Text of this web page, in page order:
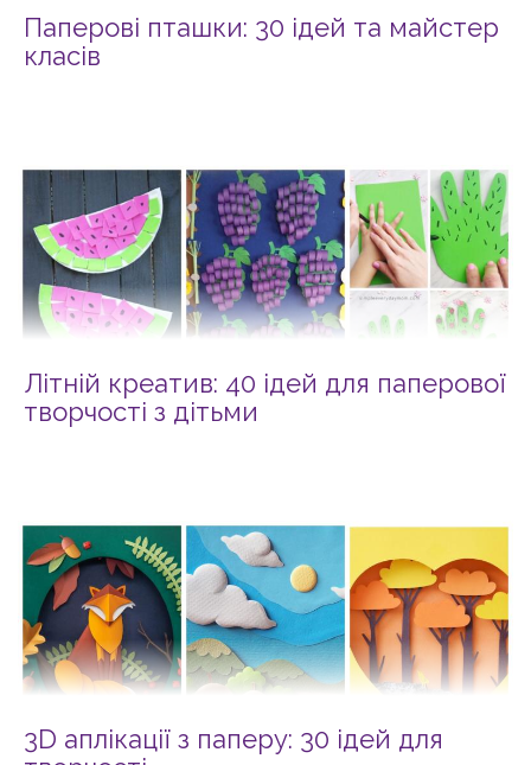
Паперові пташки: 30 ідей та майстер
класів
Літній креатив: 40 ідей для паперової
творчості з дітьми
3D аплікації з паперу: 30 ідей для